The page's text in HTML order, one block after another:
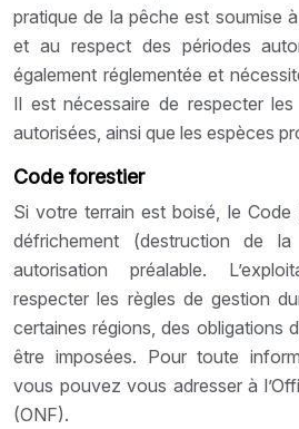
pratique de la pêche est soumise à
et au respect des périodes
également réglementée et
Il est nécessaire de respecter
autorisées, ainsi que les espèces
Code forestier
Si votre terrain est boisé, le Code
défrichement (destruction de
autorisation préalable.
respecter les règles de gestion
certaines régions, des obligations
être imposées. Pour toute
vous pouvez vous adresser à
(ONF).